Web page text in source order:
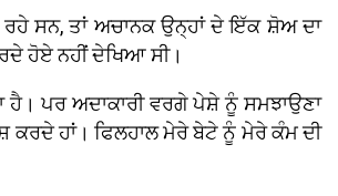
ਸਨ, ਤਾਂ ਅਚਾਨਕ ਉਨ੍ਹਾਂ ਦੇ ਇੱਕ ਸ਼ੋਅ ਦਾ
ਹੋਏ ਨਹੀਂ ਦੇਖਿਆ ਸੀ।
ਪਰ ਅਦਾਕਾਰੀ ਵਰਗੇ ਪੇਸ਼ੇ ਨੂੰ ਸਮਝਾਉਣਾ
ਕਰਦੇ ਹਾਂ। ਫਿਲਹਾਲ ਮੇਰੇ ਬੇਟੇ ਨੂੰ ਮੇਰੇ ਕੰਮ ਦੀ